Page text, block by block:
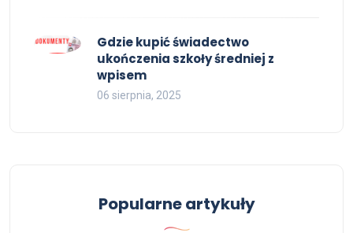
Gdzie kupić świadectwo
ukończenia szkoły średniej z
wpisem
06 sierpnia, 2025
Popularne artykuły